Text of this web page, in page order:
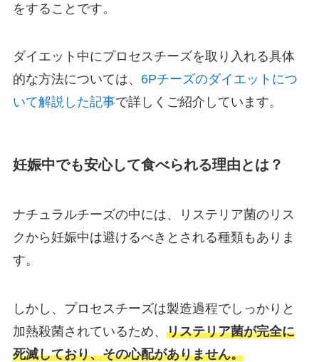
をすることです。
ダイエット中にプロセスチーズを取り入れる具体
的な方法については、 6Pチーズのダイエットにつ
いて解説した記事で詳しくご紹介しています。
妊娠中でも安心して食べられる理由とは？
ナチュラルチーズの中には、リステリア菌のリス
クから妊娠中は避けるべきとされる種類もありま
す。
しかし、プロセスチーズは製造過程でしっかりと
加熱殺菌されているため、 リステリア菌が完全に
死滅しており、その心配がありません。